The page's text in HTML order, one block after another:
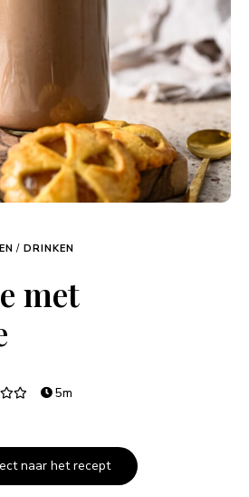
/ DRINKEN
met
5m
naar het recept